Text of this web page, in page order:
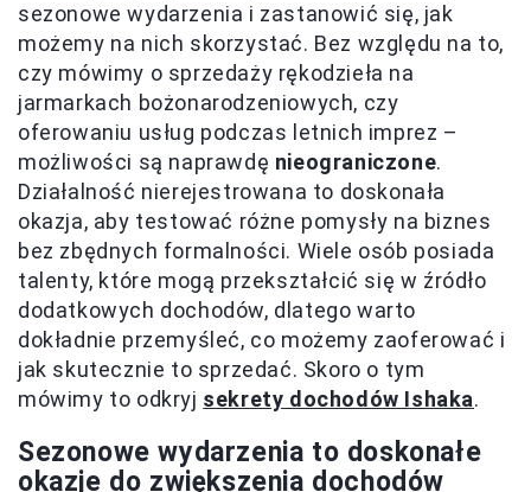
sezonowe wydarzenia i zastanowić się, jak
możemy na nich skorzystać. Bez względu na to,
czy mówimy o sprzedaży rękodzieła na
jarmarkach bożonarodzeniowych, czy
oferowaniu usług podczas letnich imprez –
możliwości są naprawdę nieograniczone.
Działalność nierejestrowana to doskonała
okazja, aby testować różne pomysły na biznes
bez zbędnych formalności. Wiele osób posiada
talenty, które mogą przekształcić się w źródło
dodatkowych dochodów, dlatego warto
dokładnie przemyśleć, co możemy zaoferować i
jak skutecznie to sprzedać. Skoro o tym
mówimy to odkryj sekrety dochodów Ishaka.
Sezonowe wydarzenia to doskonałe
okazje do zwiększenia dochodów